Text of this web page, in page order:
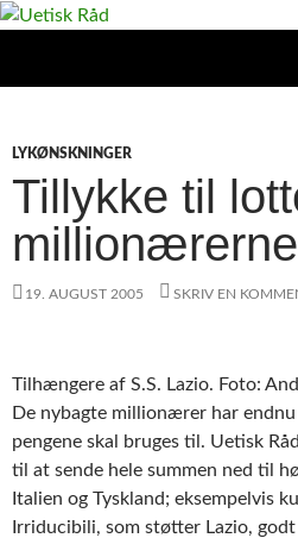
Hop
LYKØNSKNINGER
Tillykke til
millionærerne
19. AUGUST 2005 SKRIV EN
Tilhængere af S.S. Lazio. Foto:
De nybagte millionærer har
pengene skal bruges til. Uetisk
til at sende hele summen ned til
Italien og Tyskland; eksempelvis
Irriducibili, som støtter Lazio,